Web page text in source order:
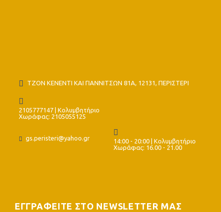
ΤΖΟΝ ΚΕΝΕΝΤΙ ΚΑΙ ΓΙΑΝΝΙΤΣΩΝ 81Α, 12131, ΠΕΡΙΣΤΕΡΙ
2105777147 | Κολυμβητήριο
Χωράφας: 2105055125
gs.peristeri@yahoo.gr
14:00 - 20:00 | Κολυμβητήριο
Χωράφας: 16.00 - 21.00
ΕΓΓΡΑΦΕΙΤΕ ΣΤΟ NEWSLETTER ΜΑΣ